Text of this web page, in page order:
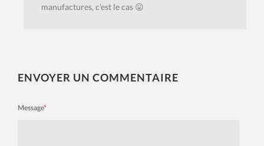
manufactures, c’est le cas 😛
ENVOYER UN COMMENTAIRE
Message*